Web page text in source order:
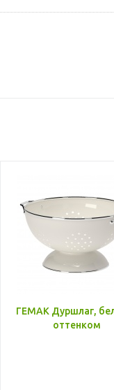
ГЕМАК Дуршлаг,
оттенком